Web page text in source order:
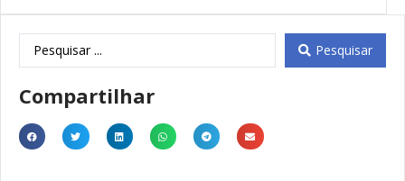
Pesquisar
Compartilhar